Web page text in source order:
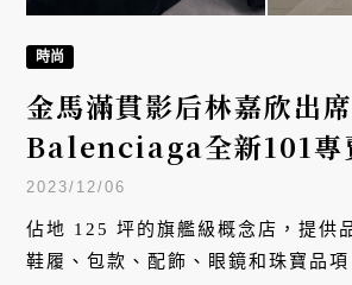
時尚
金馬滿貫影后林嘉欣出席
Balenciaga全新101專
2023/12/06
佔地 125 坪的旗艦級概念店，提供
鞋履、包款、配飾、眼鏡和珠寶品項